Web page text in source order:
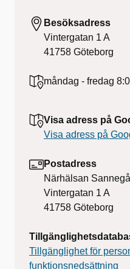
Besöksadress
Vintergatan 1 A
41758 Göteborg
måndag - fredag
Visa adress på
Visa adress på
Postadress
Närhälsan
Vintergatan 1 A
41758 Göteborg
Tillgänglighet för
funktionsnedsättning